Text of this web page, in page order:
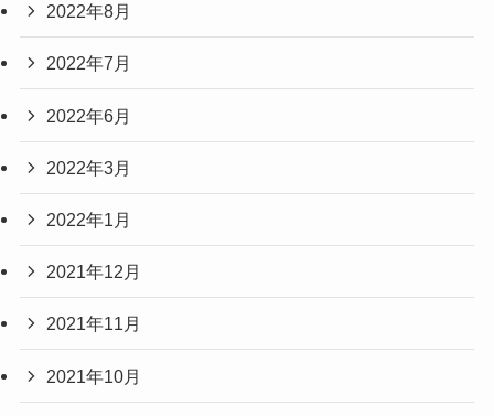
2022年8月
2022年7月
2022年6月
2022年3月
2022年1月
2021年12月
2021年11月
2021年10月